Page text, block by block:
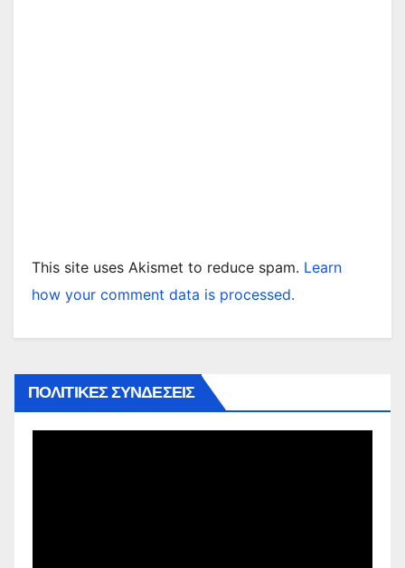
This site uses Akismet to reduce spam. Learn
how your comment data is processed.
ΠΟΛΙΤΙΚΕΣ ΣΥΝΔΕΣΕΙΣ